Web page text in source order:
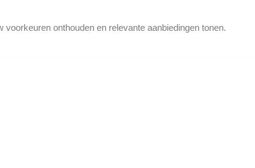
onthouden en relevante aanbiedingen tonen.